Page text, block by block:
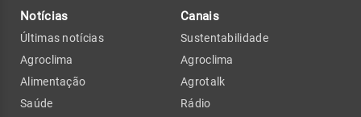
Notícias
Últimas notícias
Agroclima
Alimentação
Saúde
Canais
Sustentabilidade
Agroclima
Agrotalk
Rádio